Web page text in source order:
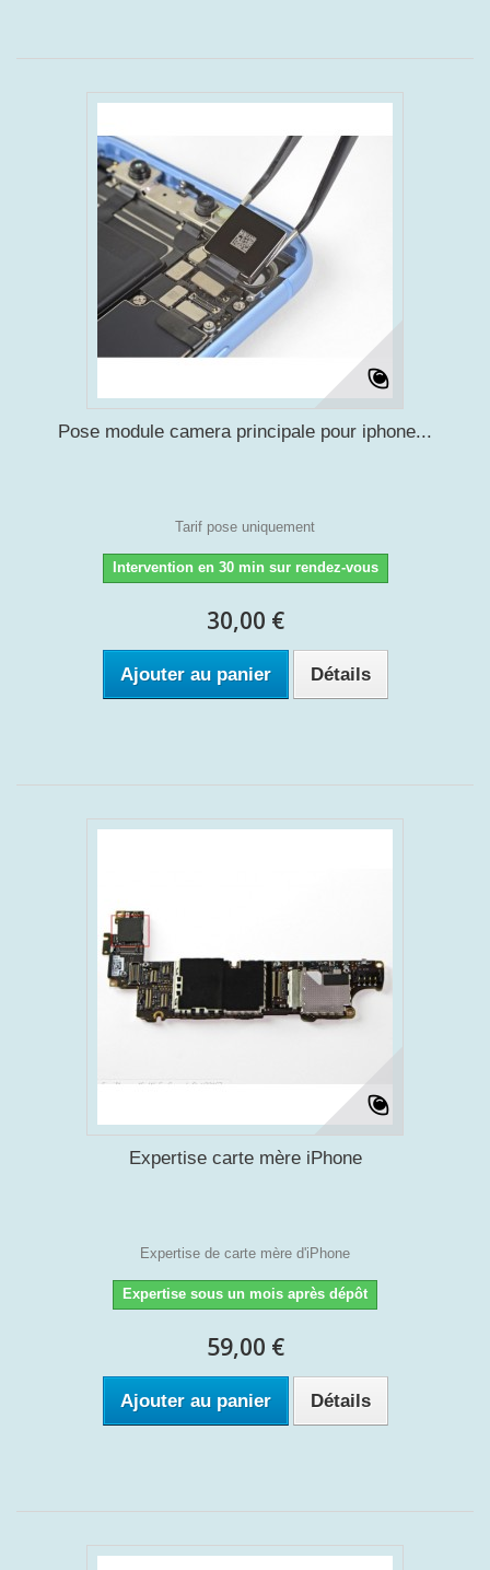
Pose module camera principale pour iphone...
Tarif pose uniquement
Intervention en 30 min sur rendez-vous
30,00 €
Ajouter au panier Détails
Expertise carte mère iPhone
Expertise de carte mère d'iPhone
Expertise sous un mois après dépôt
59,00 €
Ajouter au panier Détails